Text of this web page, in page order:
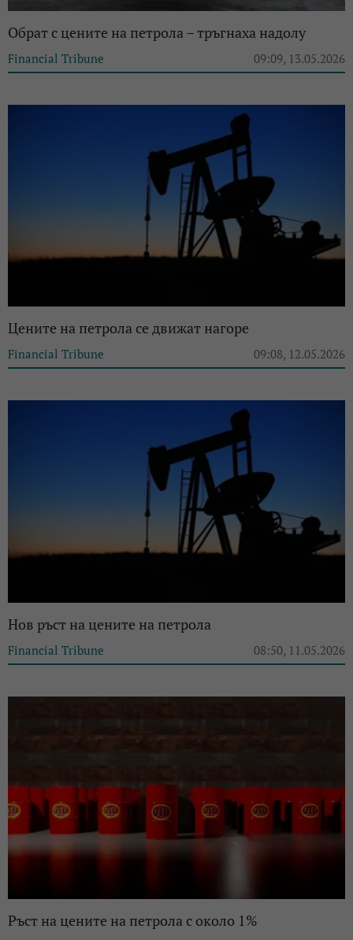
Обрат с цените на петрола – тръгнаха надолу
Financial Tribune 09:09, 13.05.2026
Цените на петрола се движат нагоре
Financial Tribune 09:08, 12.05.2026
Нов ръст на цените на петрола
Financial Tribune 08:50, 11.05.2026
Ръст на цените на петрола с около 1%